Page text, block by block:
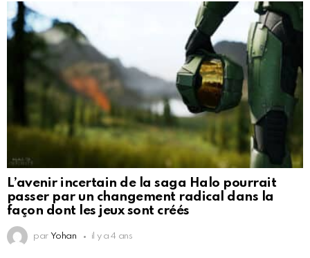
L’avenir incertain de la saga Halo pourrait
passer par un changement radical dans la
façon dont les jeux sont créés
par Yohan il y a 4 ans